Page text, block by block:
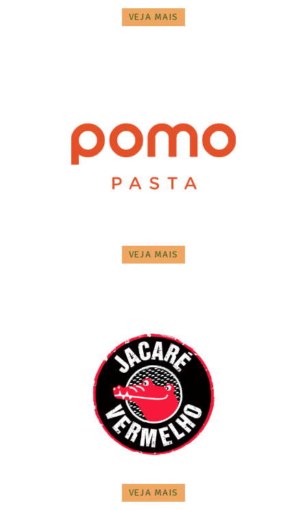
VEJA MAIS
VEJA MAIS
VEJA MAIS